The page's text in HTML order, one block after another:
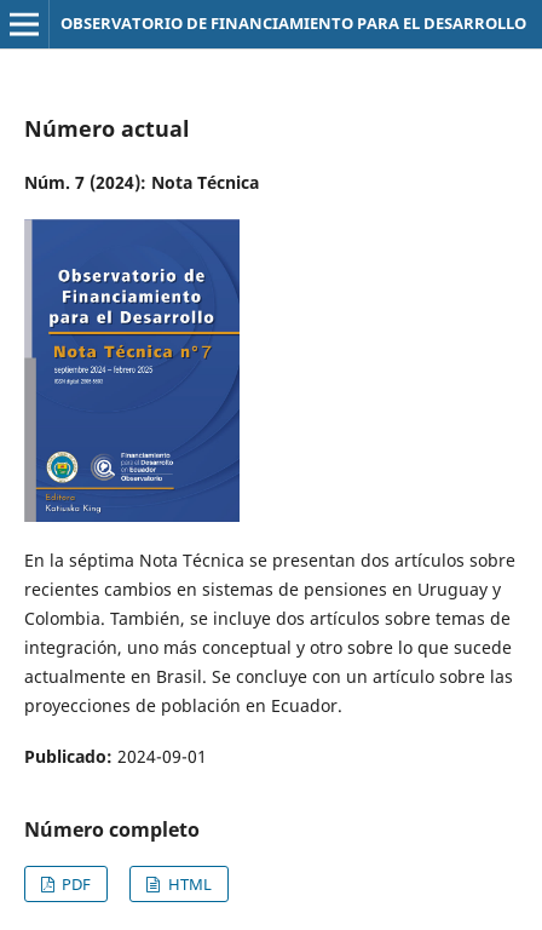
OBSERVATORIO DE FINANCIAMIENTO PARA EL DESARROLLO
Número actual
Núm. 7 (2024): Nota Técnica
En la séptima Nota Técnica se presentan dos artículos sobre
recientes cambios en sistemas de pensiones en Uruguay y
Colombia. También, se incluye dos artículos sobre temas de
integración, uno más conceptual y otro sobre lo que sucede
actualmente en Brasil. Se concluye con un artículo sobre las
proyecciones de población en Ecuador.
Publicado: 2024-09-01
Número completo
PDF HTML